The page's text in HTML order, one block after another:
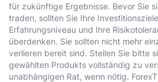
für zukünftige Ergebnisse. Bevor Sie
traden, sollten Sie Ihre
Erfahrungsniveau und Ihre
überdenken. Sie sollten nicht mehr
verlieren bereit sind. Stellen Sie bitte
gewählten Produkts vollständig zu
unabhängigen Rat, wenn nötig.